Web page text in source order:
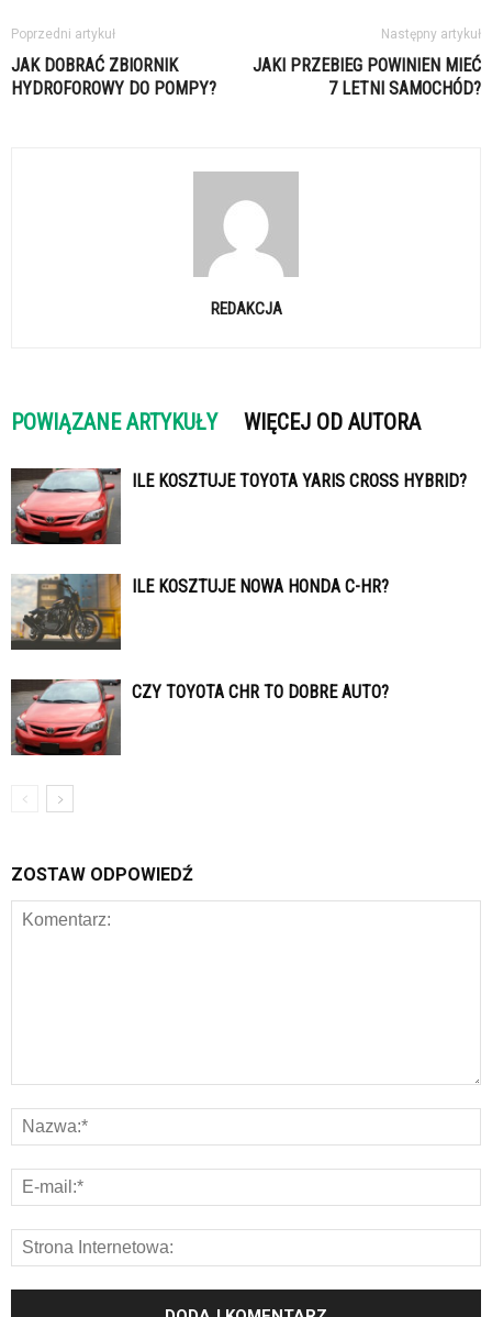
Poprzedni artykuł
JAK DOBRAĆ ZBIORNIK
HYDROFOROWY DO POMPY?
Następny artykuł
JAKI PRZEBIEG POWINIEN MIEĆ
7 LETNI SAMOCHÓD?
REDAKCJA
POWIĄZANE ARTYKUŁY WIĘCEJ OD AUTORA
ILE KOSZTUJE TOYOTA YARIS CROSS HYBRID?
ILE KOSZTUJE NOWA HONDA C-HR?
CZY TOYOTA CHR TO DOBRE AUTO?
ZOSTAW ODPOWIEDŹ